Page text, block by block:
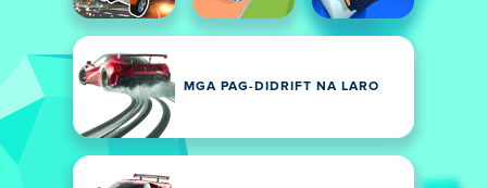
MGA PAG-DIDRIFT NA LARO